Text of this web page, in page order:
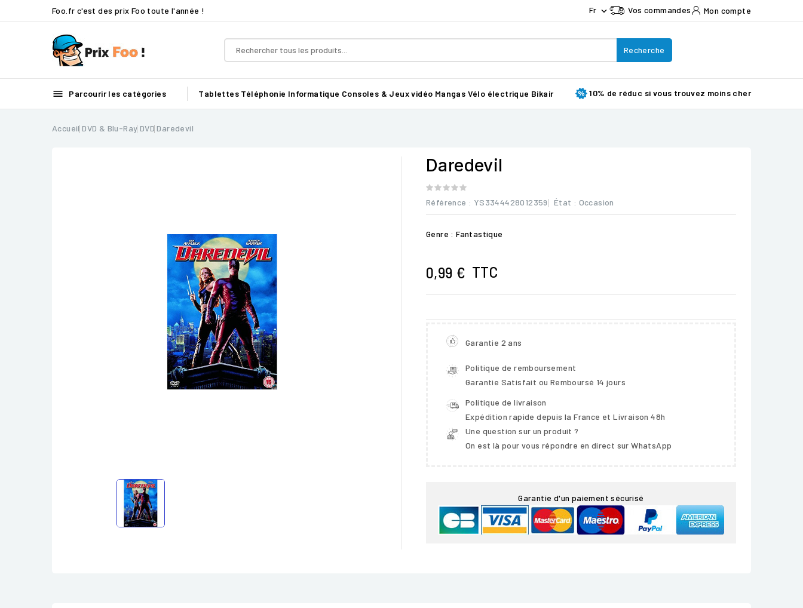
Foo.fr c'est des prix Foo toute l'année ! Fr  Vos commandes Mon compte
Recherche
 Parcourir les catégories Tablettes Téléphonie Informatique Consoles & Jeux vidéo Mangas Vélo électrique Bikair 10% de réduc si vous trouvez moins cher
Accueil DVD & Blu-Ray DVD Daredevil
Daredevil
Référence : YS3344428012359 État : Occasion
Genre : Fantastique
0,99 € TTC
Garantie 2 ans
Politique de remboursement
Garantie Satisfait ou Remboursé 14 jours
Politique de livraison
Expédition rapide depuis la France et Livraison 48h
Une question sur un produit ?
On est là pour vous répondre en direct sur WhatsApp
Garantie d'un paiement sécurisé